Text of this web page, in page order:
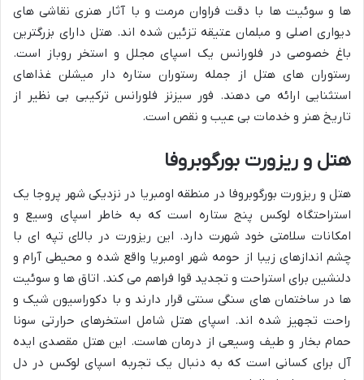
ها و سوئیت ها با دقت فراوان مرمت و با آثار هنری نقاشی های
دیواری اصلی و مبلمان عتیقه تزئین شده اند. هتل دارای بزرگترین
باغ خصوصی در فلورانس یک اسپای مجلل و استخر روباز است.
رستوران های هتل از جمله رستوران ستاره دار میشلن غذاهای
استثنایی ارائه می دهند. فور سیزنز فلورانس ترکیبی بی نظیر از
تاریخ هنر و خدمات بی عیب و نقص است.
هتل و ریزورت بورگوبروفا
هتل و ریزورت بورگوبروفا در منطقه اومبریا در نزدیکی شهر پروجا یک
استراحتگاه لوکس پنج ستاره است که به خاطر اسپای وسیع و
امکانات سلامتی خود شهرت دارد. این ریزورت در بالای تپه ای با
چشم اندازهای زیبا از حومه شهر اومبریا واقع شده و محیطی آرام و
دلنشین برای استراحت و تجدید قوا فراهم می کند. اتاق ها و سوئیت
ها در ساختمان های سنگی سنتی قرار دارند و با دکوراسیون شیک و
راحت تجهیز شده اند. اسپای هتل شامل استخرهای حرارتی سونا
حمام بخار و طیف وسیعی از درمان هاست. این هتل مقصدی ایده
آل برای کسانی است که به دنبال یک تجربه اسپای لوکس در دل